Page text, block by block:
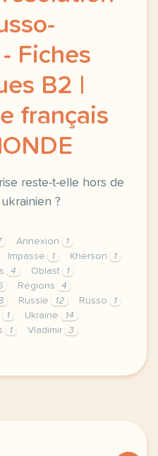
Fiches
B2 |
français
reste-t-elle hors de
?
Annexion
1
Impasse 1 Kherson
1
4 Oblast
1
Régions
4
Russie 12 Russo
1
1 Ukraine
14
1 Vladimir
3
le respect de votre vie